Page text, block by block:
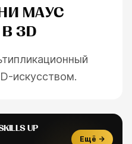
МАУС
3D
искусством.
UP
Ещё →